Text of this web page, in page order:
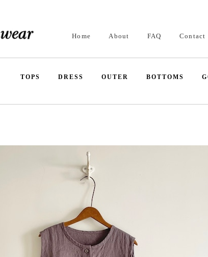
Home About FAQ Contact
TOPS DRESS OUTER BOTTOMS